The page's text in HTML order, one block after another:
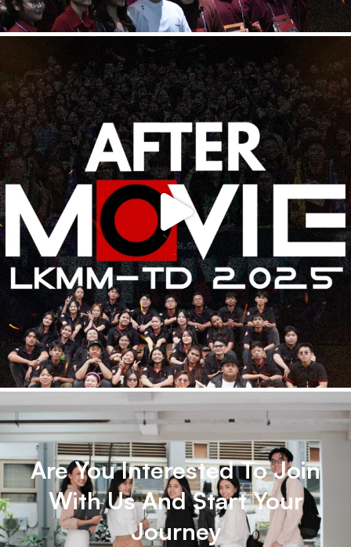
Are You Interested To Join
With Us And Start Your
Journey